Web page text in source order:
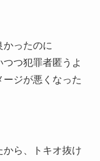
かったのに
つ犯罪者匿うよ
ージが悪くなった
から、トキオ抜け